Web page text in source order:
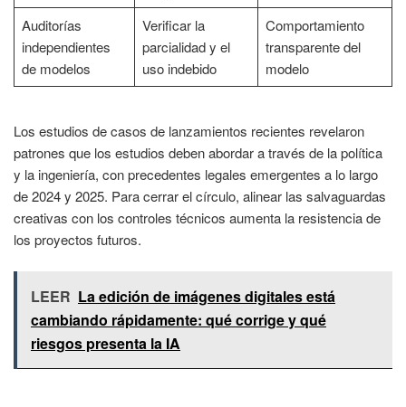
Auditorías
independientes
de modelos
Verificar la
parcialidad y el
uso indebido
Comportamiento
transparente del
modelo
Los estudios de casos de lanzamientos recientes revelaron
patrones que los estudios deben abordar a través de la política
y la ingeniería, con precedentes legales emergentes a lo largo
de 2024 y 2025. Para cerrar el círculo, alinear las salvaguardas
creativas con los controles técnicos aumenta la resistencia de
los proyectos futuros.
LEER La edición de imágenes digitales está
cambiando rápidamente: qué corrige y qué
riesgos presenta la IA